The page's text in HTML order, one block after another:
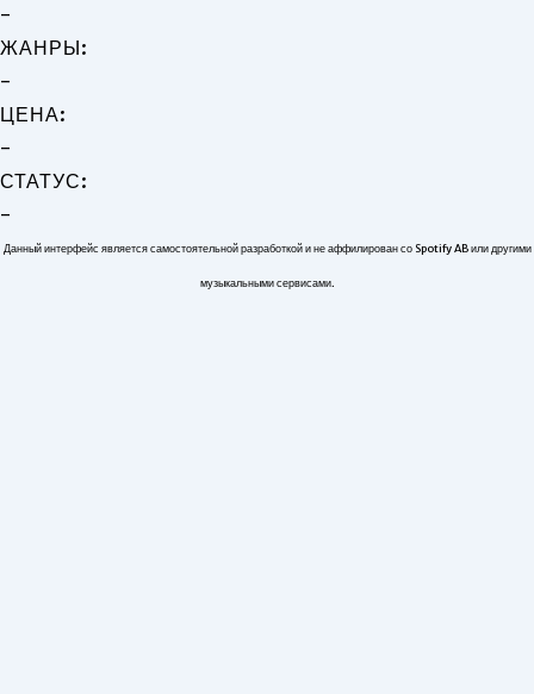
-
ЖАНРЫ:
-
ЦЕНА:
-
СТАТУС:
-
Данный интерфейс является самостоятельной разработкой и не аффилирован со Spotify AB или другими
музыкальными сервисами.